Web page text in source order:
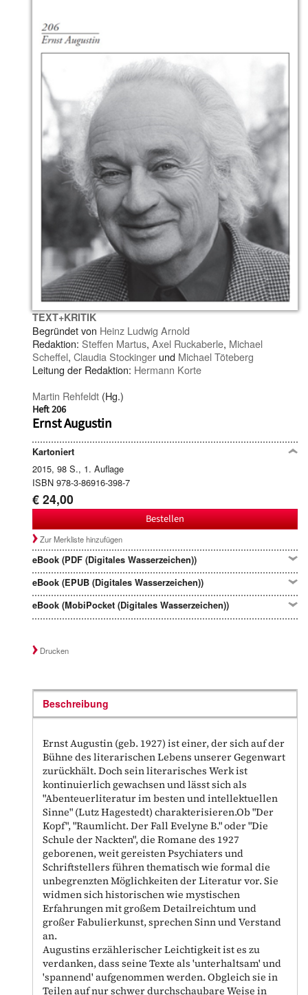
TEXT+KRITIK
Begründet von Heinz Ludwig Arnold
Redaktion: Steffen Martus, Axel Ruckaberle, Michael
Scheffel, Claudia Stockinger und Michael Töteberg
Leitung der Redaktion: Hermann Korte
Martin Rehfeldt (Hg.)
Heft 206
Ernst Augustin
Kartoniert
2015, 98 S., 1. Auflage
ISBN 978-3-86916-398-7
€ 24,00
Bestellen
Zur Merkliste hinzufügen
eBook (PDF (Digitales Wasserzeichen))
eBook (EPUB (Digitales Wasserzeichen))
eBook (MobiPocket (Digitales Wasserzeichen))
Drucken
Beschreibung
Ernst Augustin (geb. 1927) ist einer, der sich auf der
Bühne des literarischen Lebens unserer Gegenwart
zurückhält. Doch sein literarisches Werk ist
kontinuierlich gewachsen und lässt sich als
"Abenteuerliteratur im besten und intellektuellen
Sinne" (Lutz Hagestedt) charakterisieren.Ob "Der
Kopf", "Raumlicht. Der Fall Evelyne B." oder "Die
Schule der Nackten", die Romane des 1927
geborenen, weit gereisten Psychiaters und
Schriftstellers führen thematisch wie formal die
unbegrenzten Möglichkeiten der Literatur vor. Sie
widmen sich historischen wie mystischen
Erfahrungen mit großem Detailreichtum und
großer Fabulierkunst, sprechen Sinn und Verstand
an.
Augustins erzählerischer Leichtigkeit ist es zu
verdanken, dass seine Texte als 'unterhaltsam' und
'spannend' aufgenommen werden. Obgleich sie in
Teilen auf nur schwer durchschaubare Weise in